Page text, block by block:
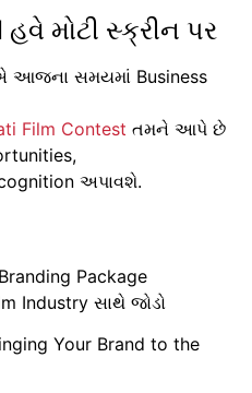
હવે મોટી સ્ક્રીન પર
એ આજના સમયમાં Business
Film Contest તમને આપે છે
,
અપાવશે.
Package
Industry સાથે જોડો
Your Brand to the